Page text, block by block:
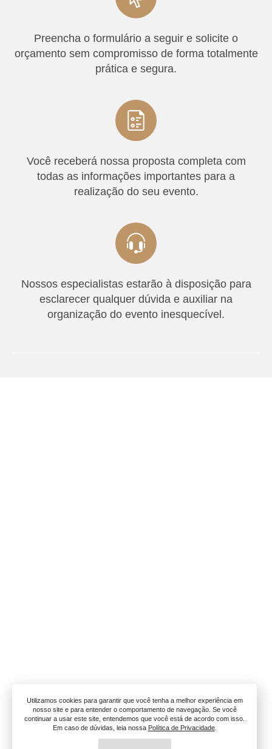
Preencha o formulário a seguir e solicite o
orçamento sem compromisso de forma totalmente
prática e segura.
Você receberá nossa proposta completa com
todas as informações importantes para a
realização do seu evento.
Nossos especialistas estarão à disposição para
esclarecer qualquer dúvida e auxiliar na
organização do evento inesquecível.
Utilizamos cookies para garantir que você tenha a melhor experiência em
nosso site e para entender o comportamento de navegação. Se você
continuar a usar este site, entendemos que você está de acordo com isso.
Em caso de dúvidas, leia nossa Política de Privacidade.